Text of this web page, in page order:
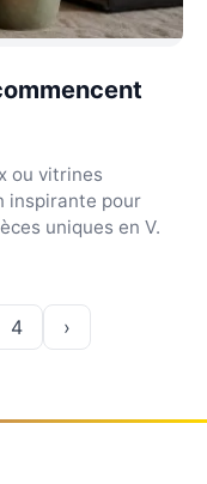
ou vitrines
inspirante pour
uniques en V.
4 ›